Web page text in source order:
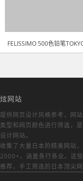
FELISSIMO 500色铅笔
炫网站
提供网页设计风格参考， 网
类型和网页颜色进行筛选，
设计网站。
收集了大量日本的精美网站
2000+，涵盖各行各业。这
推荐，手工筛选的日本顶尖网